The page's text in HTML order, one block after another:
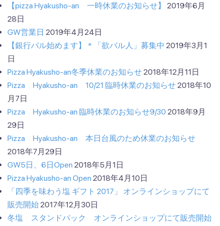
【pizza Hyakusho-an 一時休業のお知らせ】
2019年6月
28日
GW営業日 2019年4月24日
【銀行バル始めます】＊「欲バル人」募集中 2019年3月1
日
Pizza Hyakusho-an冬季休業のお知らせ2018年12月11日
Pizza Hyakusho-an 10/21 臨時休業のお知らせ2018年10
月7日
Pizza Hyakusho-an 臨時休業のお知らせ9/30 2018年9月
29日
Pizza Hyakusho-an 本日台風のため休業のお知らせ
2018年7月29日
GW5日、6日Open 2018年5月1日
Pizza Hyakusho-an Open 2018年4月10日
「四季を味わう塩 ギフト 2017」 オンラインショップにて
販売開始2017年12月30日
冬塩 スタンドパック オンラインショップにて販売開始